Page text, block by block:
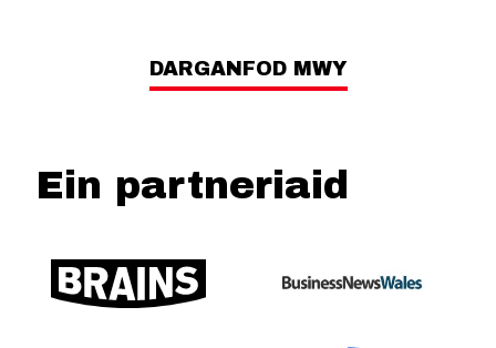
DARGANFOD MWY
Ein partneriaid